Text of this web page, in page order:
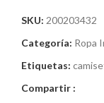
SKU: 200203432
Categoría: Ropa
Etiquetas:
Compartir :